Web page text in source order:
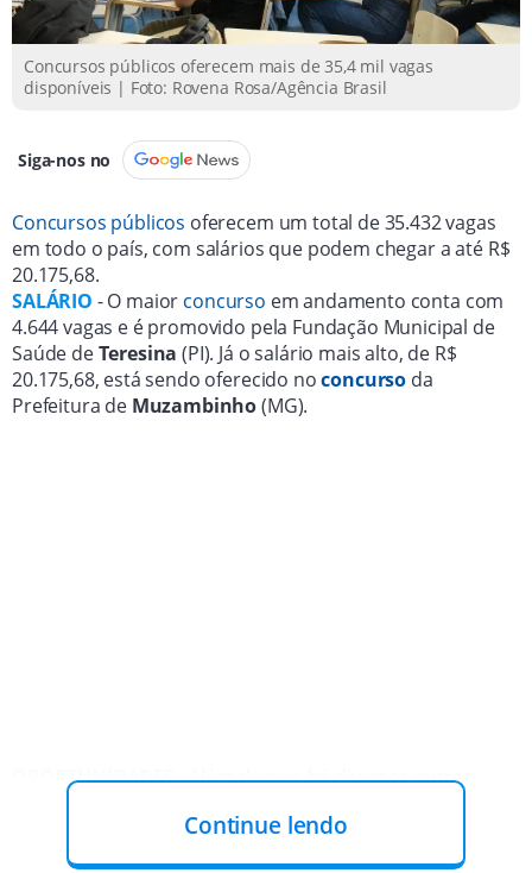
Concursos públicos oferecem mais de 35,4 mil vagas
disponíveis | Foto: Rovena Rosa/Agência Brasil
Siga-nos no
Concursos públicos oferecem um total de 35.432 vagas
em todo o país, com salários que podem chegar a até R$
20.175,68.
SALÁRIO - O maior concurso em andamento conta com
4.644 vagas e é promovido pela Fundação Municipal de
Saúde deTeresina(PI). Já o salário mais alto, de R$
20.175,68, está sendo oferecido noconcurso da
Prefeitura de Muzambinho(MG).
OPORTUNIDADES- Além desses, há diversos outros
abertos a candidatos de todos os níveis de escolaridade.
Continue lendo